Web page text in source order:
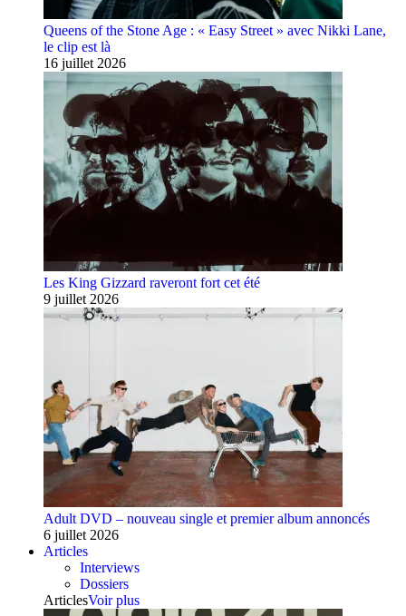
Queens of the Stone Age : « Easy Street » avec Nikki Lane,
le clip est là
16 juillet 2026
Les King Gizzard raveront fort cet été
9 juillet 2026
Adult DVD – nouveau single et premier album annoncés
6 juillet 2026
Articles
Interviews
Dossiers
ArticlesVoir plus